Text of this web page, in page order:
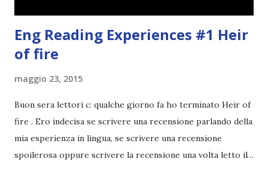
Eng Reading Experiences #1 Heir
of fire
maggio 23, 2015
Buon sera lettori c: qualche giorno fa ho terminato Heir of
fire . Ero indecisa se scrivere una recensione parlando della
mia esperienza in lingua, se scrivere una recensione
spoilerosa oppure scrivere la recensione una volta letto il